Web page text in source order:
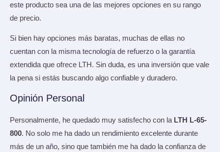
este producto sea una de las mejores opciones en su rango
de precio.
Si bien hay opciones más baratas, muchas de ellas no
cuentan con la misma tecnología de refuerzo o la garantía
extendida que ofrece LTH. Sin duda, es una inversión que vale
la pena si estás buscando algo confiable y duradero.
Opinión Personal
Personalmente, he quedado muy satisfecho con la LTH L-65-
800. No solo me ha dado un rendimiento excelente durante
más de un año, sino que también me ha dado la confianza de